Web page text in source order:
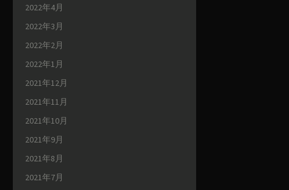
2022年4月
2022年3月
2022年2月
2022年1月
2021年12月
2021年11月
2021年10月
2021年9月
2021年8月
2021年7月